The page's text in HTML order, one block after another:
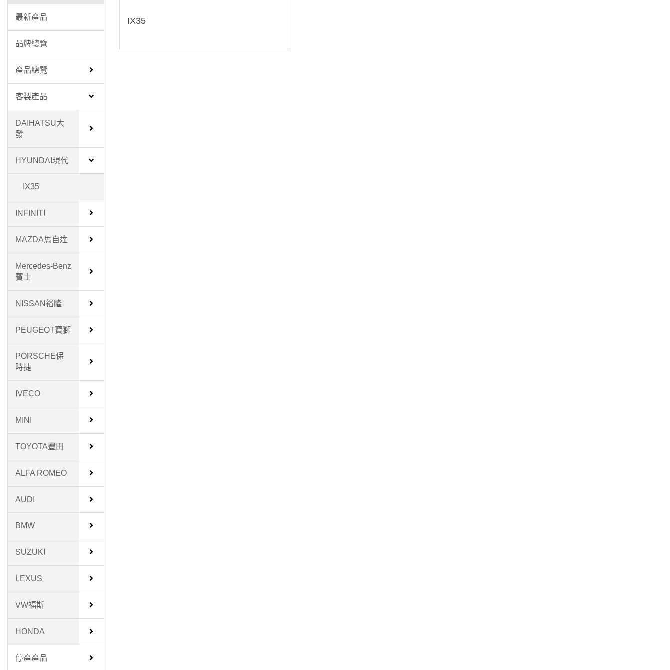
最新產品
品牌總覽
產品總覽
客製產品
DAIHATSU大
發
HYUNDAI現代
IX35
INFINITI
MAZDA馬自達
Mercedes-Benz
賓士
NISSAN裕隆
PEUGEOT寶獅
PORSCHE保
時捷
IVECO
MINI
TOYOTA豐田
ALFA ROMEO
AUDI
BMW
SUZUKI
LEXUS
VW福斯
HONDA
停產產品
IX35